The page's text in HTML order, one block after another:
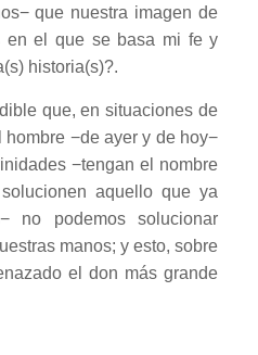
que nuestra imagen de
en el que se basa mi fe y
historia(s)?.
que, en situaciones de
−de ayer y de hoy−
−tengan el nombre
aquello que ya
no podemos solucionar
manos; y esto, sobre
el don más grande